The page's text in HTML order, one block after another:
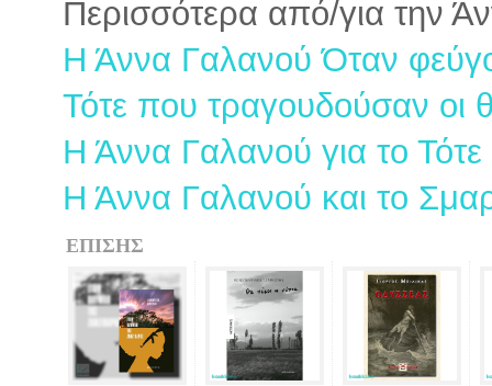
Περισσότερα από/για την
Η Άννα Γαλανού Όταν
Τότε που τραγουδούσαν οι
Η Άννα Γαλανού για το
Η Άννα Γαλανού και το
ΕΠΙΣΗΣ